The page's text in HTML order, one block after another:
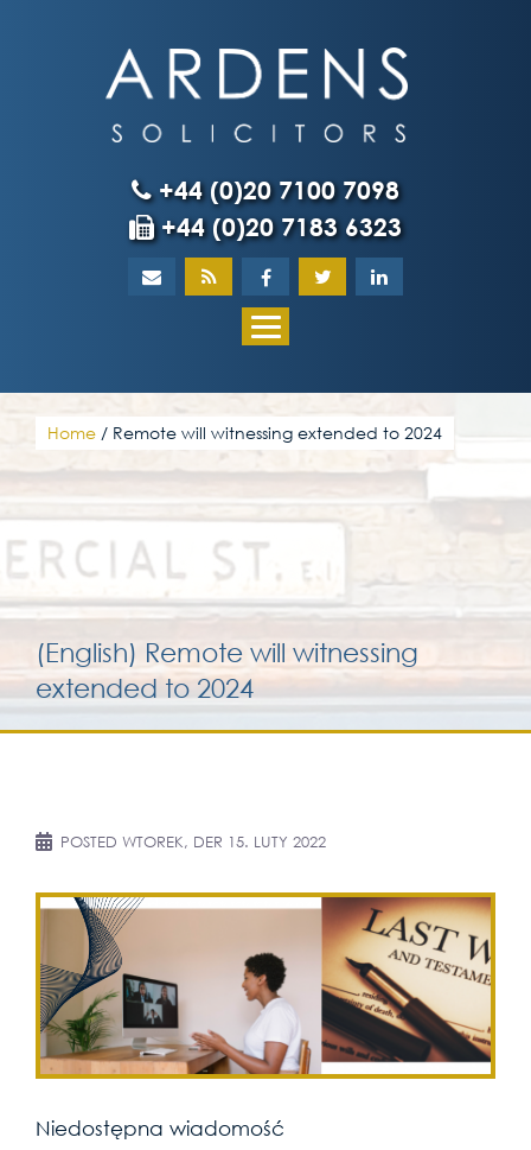
+44 (0)20 7100 7098
+44 (0)20 7183 6323
Home
What our
Our team
Services for
Services for
Blog
Home / Remote will witnessing extended to 2024
(English) Remote will witnessing
extended to 2024
POSTED WTOREK, DER 15. LUTY 2022
Niedostępna wiadomość